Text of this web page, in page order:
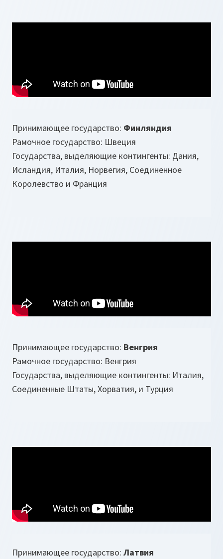
Принимающее государство: Финляндия
Рамочное государство: Швеция
Государства, выделяющие контингенты: Дания,
Исландия, Италия, Норвегия, Соединенное
Королевство и Франция
Принимающее государство: Венгрия
Рамочное государство: Венгрия
Государства, выделяющие контингенты: Италия,
Соединенные Штаты, Хорватия, и Турция
Принимающее государство: Латвия